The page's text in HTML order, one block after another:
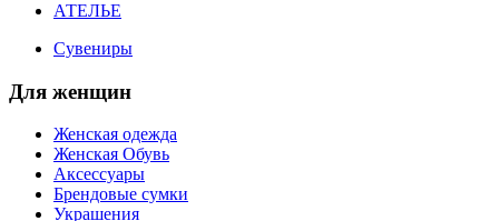
АТЕЛЬЕ
Сувениры
Для женщин
Женская одежда
Женская Обувь
Аксессуары
Брендовые сумки
Украшения